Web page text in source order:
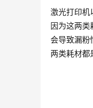
激光打印机
因为这两
会导致漏
两类耗材都